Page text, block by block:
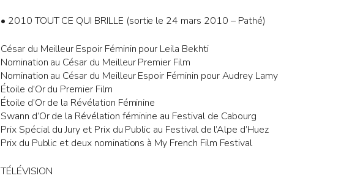
• 2010 TOUT CE QUI BRILLE (sortie le 24 mars 2010 – Pathé)
César du Meilleur Espoir Féminin pour Leila Bekhti
Nomination au César du Meilleur Premier Film
Nomination au César du Meilleur Espoir Féminin pour Audrey Lamy
Étoile d’Or du Premier Film
Étoile d’Or de la Révélation Féminine
Swann d’Or de la Révélation féminine au Festival de Cabourg
Prix Spécial du Jury et Prix du Public au Festival de l’Alpe d’Huez
Prix du Public et deux nominations à My French Film Festival
TÉLÉVISION